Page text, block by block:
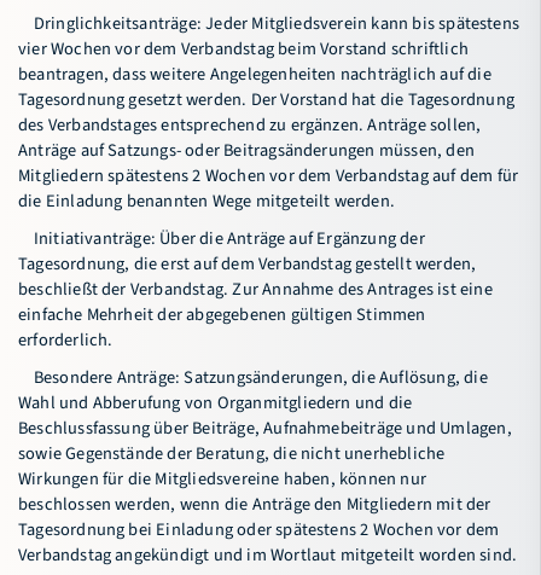
Dringlichkeitsanträge: Jeder Mitgliedsverein kann bis spätestens
vier Wochen vor dem Verbandstag beim Vorstand schriftlich
beantragen, dass weitere Angelegenheiten nachträglich auf die
Tagesordnung gesetzt werden. Der Vorstand hat die Tagesordnung
des Verbandstages entsprechend zu ergänzen. Anträge sollen,
Anträge auf Satzungs- oder Beitragsänderungen müssen, den
Mitgliedern spätestens 2 Wochen vor dem Verbandstag auf dem für
die Einladung benannten Wege mitgeteilt werden.
Initiativanträge: Über die Anträge auf Ergänzung der
Tagesordnung, die erst auf dem Verbandstag gestellt werden,
beschließt der Verbandstag. Zur Annahme des Antrages ist eine
einfache Mehrheit der abgegebenen gültigen Stimmen
erforderlich.
Besondere Anträge: Satzungsänderungen, die Auflösung, die
Wahl und Abberufung von Organmitgliedern und die
Beschlussfassung über Beiträge, Aufnahmebeiträge und Umlagen,
sowie Gegenstände der Beratung, die nicht unerhebliche
Wirkungen für die Mitgliedsvereine haben, können nur
beschlossen werden, wenn die Anträge den Mitgliedern mit der
Tagesordnung bei Einladung oder spätestens 2 Wochen vor dem
Verbandstag angekündigt und im Wortlaut mitgeteilt worden sind.